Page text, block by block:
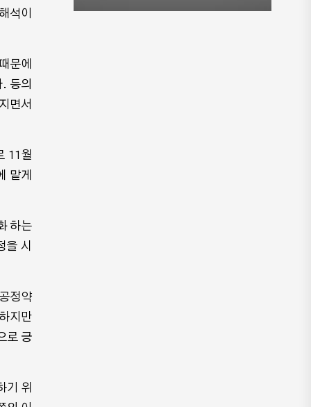
석이
문에
등의
면서
11월
맡게
하는
을 시
정약
지만
로 긍
기 위